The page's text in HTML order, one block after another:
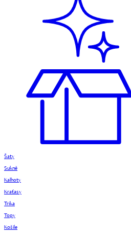
Šaty
Sukně
Kalhoty
Kraťasy
Trika
Topy
Košile